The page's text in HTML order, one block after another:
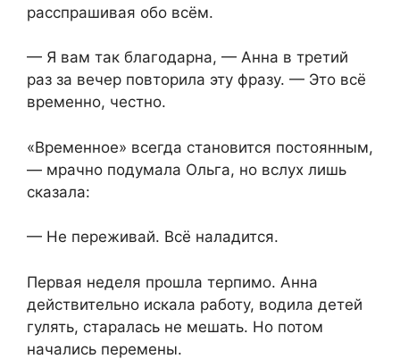
расспрашивая обо всём.
— Я вам так благодарна, — Анна в третий
раз за вечер повторила эту фразу. — Это всё
временно, честно.
«Временное» всегда становится постоянным,
— мрачно подумала Ольга, но вслух лишь
сказала:
— Не переживай. Всё наладится.
Первая неделя прошла терпимо. Анна
действительно искала работу, водила детей
гулять, старалась не мешать. Но потом
начались перемены.